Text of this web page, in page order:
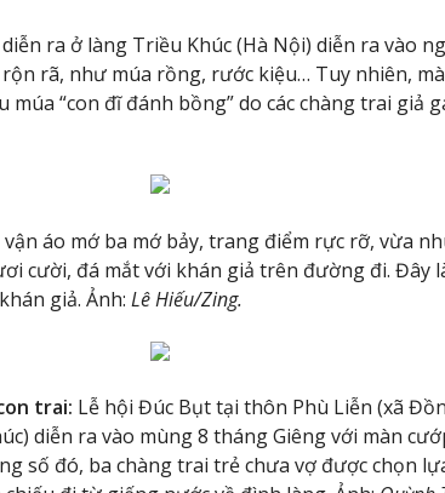
ra ở làng Triều Khúc (Hà Nội) diễn ra vào
rã, như múa rồng, rước kiệu… Tuy nhiên,
múa “con đĩ đánh bồng” do các chàng trai giả
áo mớ ba mớ bảy, trang điểm rực rỡ, vừa
cười, đá mắt với khán giả trên đường đi. Đây
giả. Ảnh: Lê Hiếu/Zing.
trai: Lễ hội Đúc Bụt tại thôn Phù Liễn (xã
diễn ra vào mùng 8 tháng Giêng với màn
số đó, ba chàng trai trẻ chưa vợ được chọn